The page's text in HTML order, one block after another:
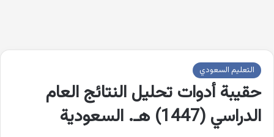
التعليم السعودي
حقيبة أدوات تحليل النتائج العام
الدراسي (1447) هـ. السعودية